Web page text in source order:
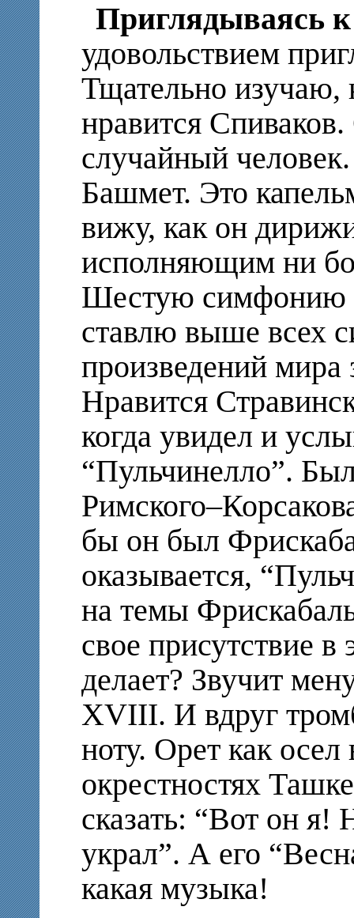
Приглядываясь
удовольствием
Тщательно изучаю,
нравится
случайный
Башмет. Это
вижу, как он
исполняющим ни
Шестую симфонию
ставлю выше всех
произведений мира
Нравится
когда увидел и
“Пульчинелло”.
бы он был
оказывается,
на темы
свое присутствие
делает? Звучит
XVIII. И вдруг
ноту. Орет как
окрестностях
сказать: “Вот он я!
украл”. А его
какая музыка!